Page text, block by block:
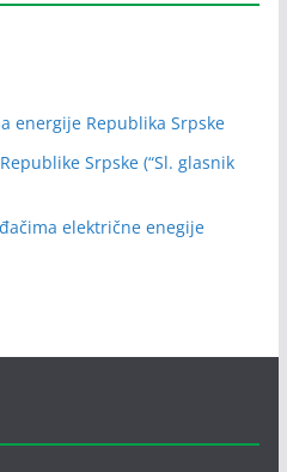
energije Republika Srpske
Srpske (“Sl. glasnik
električne enegije